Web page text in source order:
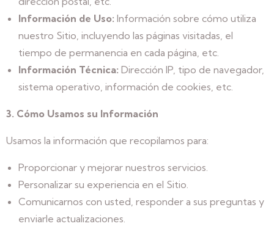
Información de Uso: Información sobre cómo utiliza
nuestro Sitio, incluyendo las páginas visitadas, el
tiempo de permanencia en cada página, etc.
Información Técnica: Dirección IP, tipo de navegador,
sistema operativo, información de cookies, etc.
3. Cómo Usamos su Información
Usamos la información que recopilamos para:
Proporcionar y mejorar nuestros servicios.
Personalizar su experiencia en el Sitio.
Comunicarnos con usted, responder a sus preguntas y
enviarle actualizaciones.